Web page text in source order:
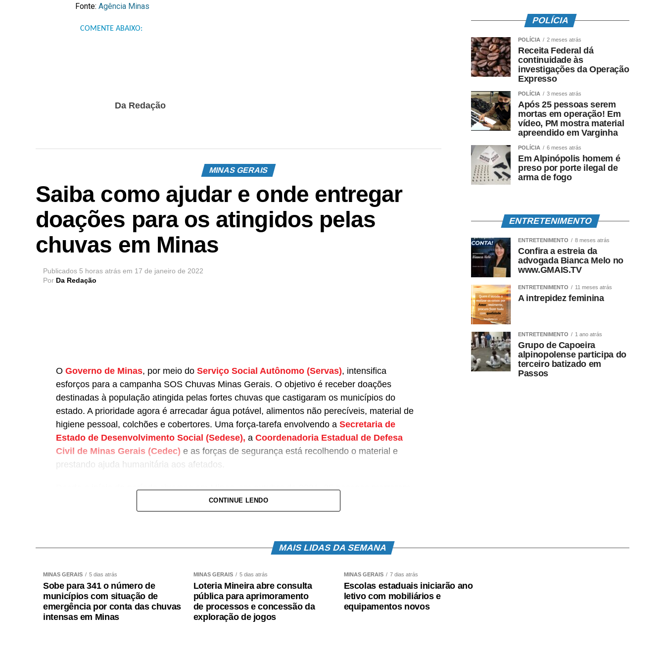
Fonte: Agência Minas
COMENTE ABAIXO:
Da Redação
MINAS GERAIS
Saiba como ajudar e onde entregar
doações para os atingidos pelas
chuvas em Minas
Publicados 5 horas atrás em 17 de janeiro de 2022
Por Da Redação
O Governo de Minas, por meio do Serviço Social Autônomo (Servas), intensifica
esforços para a campanha SOS Chuvas Minas Gerais. O objetivo é receber doações
destinadas à população atingida pelas fortes chuvas que castigaram os municípios do
estado. A prioridade agora é arrecadar água potável, alimentos não perecíveis, material de
higiene pessoal, colchões e cobertores. Uma força-tarefa envolvendo a Secretaria de
Estado de Desenvolvimento Social (Sedese), a Coordenadoria Estadual de Defesa
Civil de Minas Gerais (Cedec) e as forças de segurança está recolhendo o material e
prestando ajuda humanitária aos afetados.
Desde o início do período chuvoso em Minas, em outubro de 2021, 25 pessoas morreram,
47.911 ficaram desalojadas e 7.336 desabrigadas (dados atualizados em 17/1
informações foram divulgadas pela Cedec. Até o momento, 377 cidades estão em situação
Saiba como e onde doar
As doações podem ser entregues diretamente na sede do Servas, na Avenida Cristóvão
Colombo, 683, no bairro Funcionários, em Belo Horizonte, de segunda a sexta-feira, das 8h
às 18h. Neste momento, a doação de roupas está suspensa devido ao grande número de
material recebido nos últimos dias. Os itens de maior necessidade são água potável,
CONTINUE LENDO
POLÍCIA
POLÍCIA 2 meses atrás
Receita Federal dá
continuidade às
investigações da Operação
Expresso
POLÍCIA 3 meses atrás
Após 25 pessoas serem
mortas em operação! Em
vídeo, PM mostra material
apreendido em Varginha
POLÍCIA 6 meses atrás
Em Alpinópolis homem é
preso por porte ilegal de
arma de fogo
ENTRETENIMENTO
ENTRETENIMENTO 8 meses atrás
Confira a estreia da
advogada Bianca Melo no
www.GMAIS.TV
ENTRETENIMENTO 11 meses atrás
A intrepidez feminina
ENTRETENIMENTO 1 ano atrás
Grupo de Capoeira
alpinopolense participa do
terceiro batizado em
Passos
MAIS LIDAS DA SEMANA
MINAS GERAIS 5 dias atrás
Sobe para 341 o número de
municípios com situação de
emergência por conta das chuvas
intensas em Minas
MINAS GERAIS 5 dias atrás
Loteria Mineira abre consulta
pública para aprimoramento
de processos e concessão da
exploração de jogos
MINAS GERAIS 7 dias atrás
Escolas estaduais iniciarão ano
letivo com mobiliários e
equipamentos novos